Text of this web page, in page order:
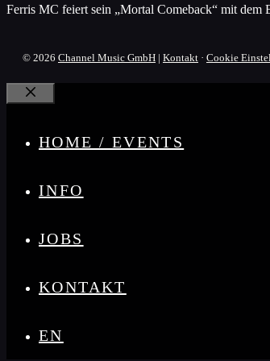
Ferris MC feiert sein „Mortal Comeback“ mit
© 2026 Channel Music GmbH | Kontakt · Cookie
Schließen
HOME / EVENTS
INFO
JOBS
KONTAKT
EN